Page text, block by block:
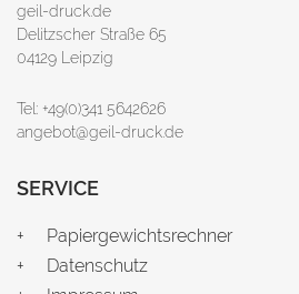
geil-druck.de
Delitzscher Straße 65
04129 Leipzig
Tel: +49(0)341 5642626
angebot@geil-druck.de
SERVICE
Papiergewichtsrechner
Datenschutz